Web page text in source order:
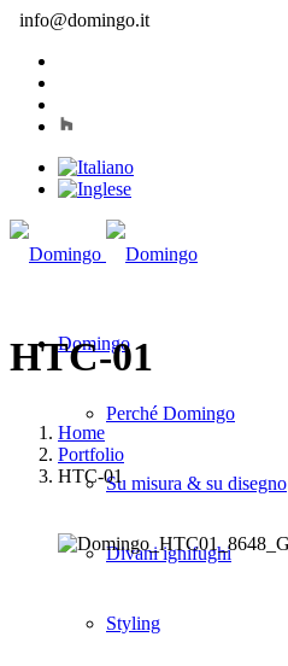
info@domingo.it
Domingo
Perché Domingo
Su misura & su disegno
Divani ignifughi
Styling
HTC-01
Home
Portfolio
HTC-01